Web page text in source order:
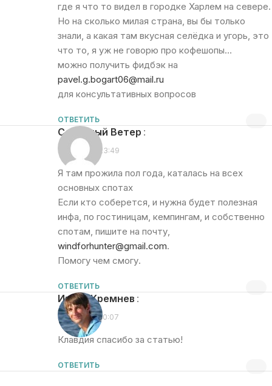
где я что то видел в городке Харлем на севере.
Но на сколько милая страна, вы бы только
знали, а какая там вкусная селёдка и угорь, это
что то, я уж не говорю про кофешопы…
можно получить фидбэк на
pavel.g.bogart06@mail.ru
для консультативных вопросов
ОТВЕТИТЬ
Северный Ветер :
17.11.2010 в 23:49
Я там прожила пол года, каталась на всех
основных спотах
Если кто соберется, и нужна будет полезная
инфа, по гостиницам, кемпингам, и собственно
спотам, пишите на почту,
windforhunter@gmail.com.
Помогу чем смогу.
ОТВЕТИТЬ
Игорь Кремнев :
18.11.2010 в 10:07
Клавдия спасибо за статью!
ОТВЕТИТЬ